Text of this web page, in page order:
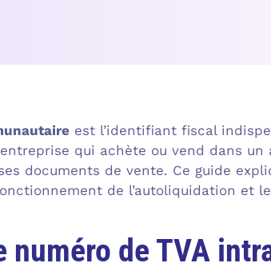
est l’identifiant fiscal
qui achète ou vend dans un
documents de vente. Ce guide
de l’autoliquidation et
numéro de TVA